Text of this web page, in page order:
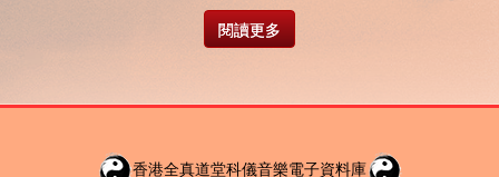
閱讀更多
香港全真道堂科儀音樂電子資料庫